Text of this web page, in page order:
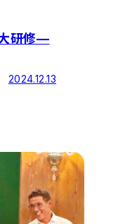
研修—
2024.12.13